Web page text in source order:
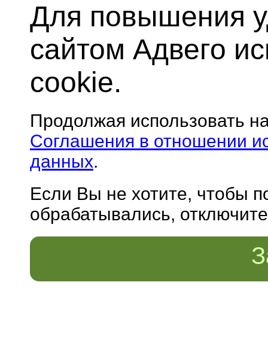
Для повышения
сайтом Адвего
cookie.
Продолжая использовать
Соглашения в отношении
данных.
Если Вы не хотите, чтобы
обрабатывались,